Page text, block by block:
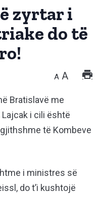
zyrtar i
do të
A A
Bratislavë me
i cili është
të Kombeve
i ministres së
do t’i kushtojë